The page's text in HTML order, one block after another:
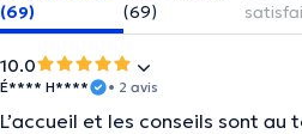
(69)
(69)
10.0
É**** H**** • 2 avis
L’accueil et les conseils sont